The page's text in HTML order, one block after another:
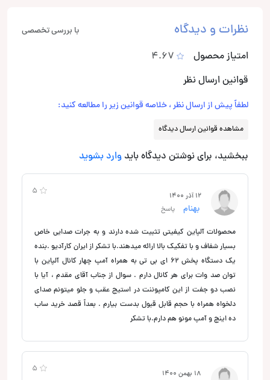
نظرات و دیدگاه با بررسی تخصصی
امتیاز محصول
4.67
قوانین ارسال نظر
لطفاً پیش از ارسال نظر ، خلاصه قوانین زیر را مطالعه کنید:
مشاهده قوانین ارسال دیدگاه
ببخشید، برای نوشتن دیدگاه باید وارد بشوید
5 12 آذر 1400
بهنام پاسخ
محصولات آلپاین کیفیتی تثبیت شده دارند و به جرات صدایی خاص
بسیار شفاف و با تفکیک بالا ارائه میدهند.با تشکر از ایران کارآدیو .بنده
یک دستگاه پخش ۶۲ ای بی تی به همراه آمپ چهار کانال آلپاین با
توان صد وات برای هر کانال دارم . سوال از جناب آقای مقدم ، آیا با
نصب دو جفت از این کامپوننت در استیج عقب و جلو میتونم صدای
دلخواه همراه با حجم قابل قبول بدست بیارم . بعداً قصد خرید ساب
ده اینچ و آمپ مونو هم دارم.با تشکر
5 18 بهمن 1400